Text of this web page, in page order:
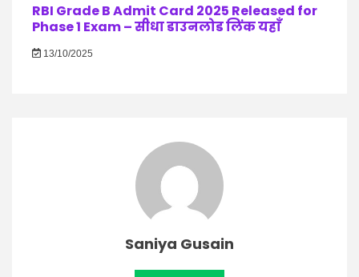
RBI Grade B Admit Card 2025 Released for
Phase 1 Exam – सीधा डाउनलोड लिंक यहाँ
13/10/2025
Saniya Gusain